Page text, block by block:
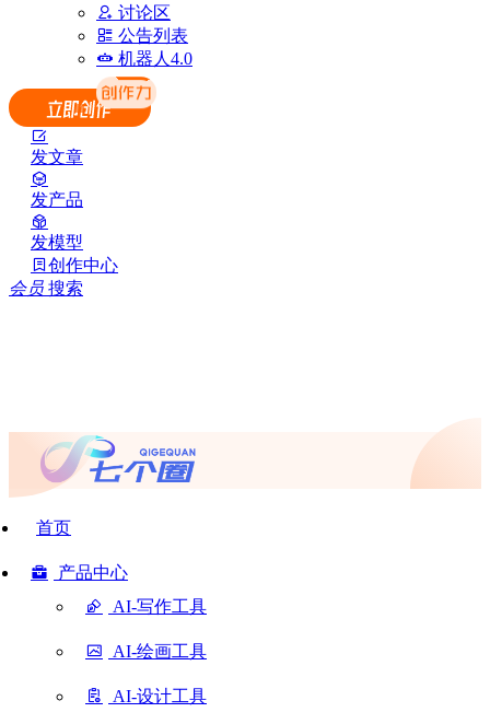
讨论区
公告列表
机器人4.0
发文章
发产品
发模型
创作中心
会员 搜索
首页
产品中心
AI-写作工具
AI-绘画工具
AI-设计工具